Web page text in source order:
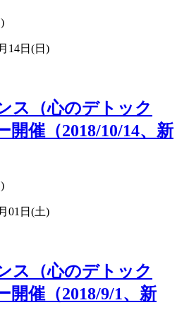
14日(日)
ス（心のデトック
開催（2018/10/14、新
01日(土)
ス（心のデトック
開催（2018/9/1、新